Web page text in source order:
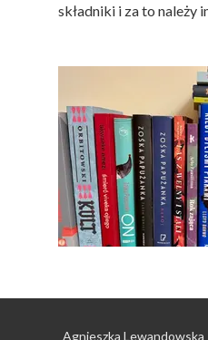
składniki i za to należy
Agnieszka Lewandowska